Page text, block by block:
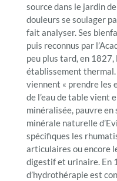
source dans le jardin
douleurs se soulager
fait analyser. Ses
puis reconnus par
peu plus tard, en 1827,
établissement
viennent « prendre les
de l’eau de table vient
minéralisée, pauvre en
minérale naturelle
spécifiques les
articulaires ou encore
digestif et urinaire. En
d’hydrothérapie est